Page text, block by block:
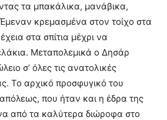
τα μπακάλικα, μανάβικα,
Έμεναν κρεμασμένα στον τοίχο στα
στα σπίτια μέχρι να
Μεταπολεμικά ο Δησάρ
σ’ όλες τις ανατολικές
Το αρχικό προσφυγικό του
που ήταν και η έδρα της
από τα καλύτερα διώροφα στο